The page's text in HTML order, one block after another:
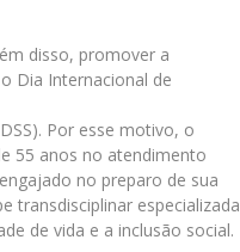
disso, promover a
Dia Internacional de
Por esse motivo, o
55 anos no atendimento
no preparo de sua
transdisciplinar especializada
de vida e a inclusão social.